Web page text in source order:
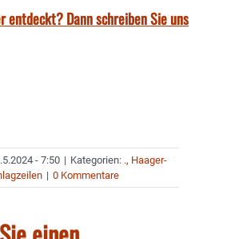
entdeckt? Dann schreiben Sie uns
- 7:50 | Kategorien: ., Haager-
| 0 Kommentare